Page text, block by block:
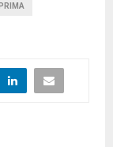
PRIMA